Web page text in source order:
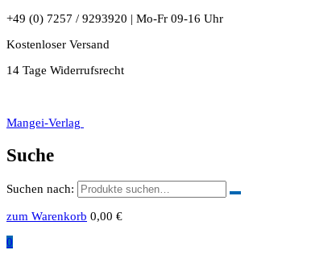
+49 (0) 7257 / 9293920 | Mo-Fr 09-16 Uhr
Kostenloser Versand
14 Tage Widerrufsrecht
Mangei-Verlag
Suche
Suchen nach:
zum Warenkorb 0,00 €
0